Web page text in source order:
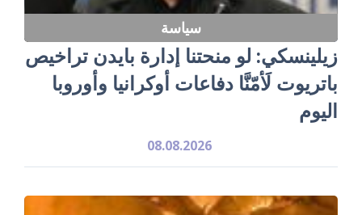
سياسة
زيلينسكي: لو منحتنا إدارة بايدن تراخيص
باتريوت لَأمّنَّا دفاعات أوكرانيا وأوروبا
اليوم
08.08.2026